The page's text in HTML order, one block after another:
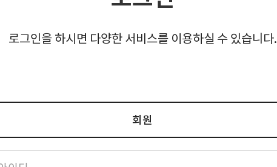
로그인을 하시면 다양한 서비스를 이용하실 수 있습니다.
회원